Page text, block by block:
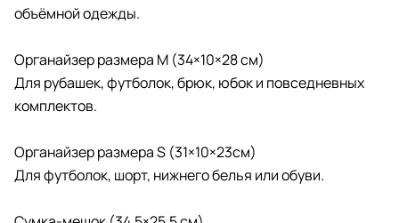
объёмной одежды.
Органайзер размера M (34×10×28 см)
Для рубашек, футболок, брюк, юбок и повседневных
комплектов.
Органайзер размера S (31×10×23см)
Для футболок, шорт, нижнего белья или обуви.